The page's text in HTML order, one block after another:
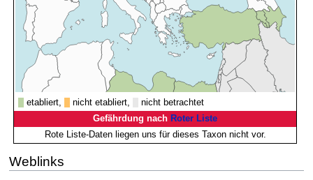
etabliert, nicht etabliert,
nicht betrachtet
Gefährdung nach Roter Liste
Rote Liste-Daten liegen uns für dieses Taxon nicht vor.
Weblinks